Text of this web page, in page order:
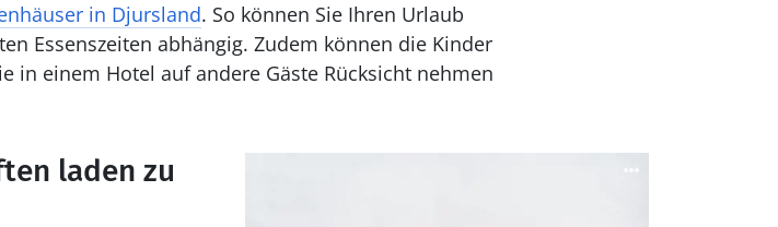
in Djursland. So können Sie Ihren Urlaub
Essenszeiten abhängig. Zudem können die Kinder
in einem Hotel auf andere Gäste Rücksicht nehmen
laden zu